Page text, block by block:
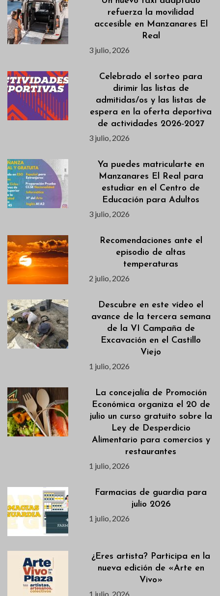
refuerza la movilidad
accesible en Manzanares El
Real
3 julio, 2026
Celebrado el sorteo para
dirimir las listas de
admitidas/os y las listas de
espera en la oferta deportiva
de actividades 2026-2027
3 julio, 2026
Ya puedes matricularte en
Manzanares El Real para
estudiar en el Centro de
Educación para Adultos
3 julio, 2026
Recomendaciones ante el
episodio de altas
temperaturas
2 julio, 2026
Descubre en este vídeo el
avance de la tercera semana
de la VI Campaña de
Excavación en el Castillo
Viejo
1 julio, 2026
La concejalía de Promoción
Económica organiza el 20 de
julio un curso gratuito sobre la
Ley de Desperdicio
Alimentario para comercios y
restaurantes
1 julio, 2026
Farmacias de guardia para
julio 2026
1 julio, 2026
¿Eres artista? Participa en la
nueva edición de «Arte en
Vivo»
1 julio, 2026